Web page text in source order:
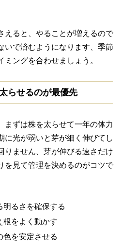
えると、やることが増えるので
いで済むようになります、季節
ングを合わせましょう。
らせるのが最優先
まずは株を太らせて一年の体力
に光が弱いと芽が細く伸びてし
りません、芽が伸びる速さだけ
を見て管理を決めるのがコツで
明るさを確保する
根をよく動かす
色を安定させる